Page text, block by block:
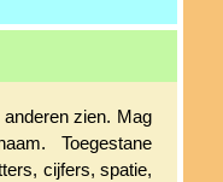
zien. Mag
Toegestane
cijfers, spatie,